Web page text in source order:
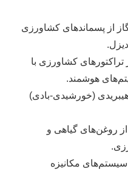
از پسماندهای کشاورزی
کشاورزی با
هوشمند.
(خورشیدی-بادی)
از روغن‌های گیاهی و
مکانیزه